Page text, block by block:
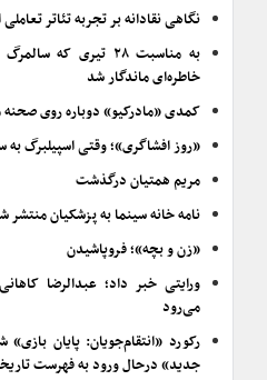
نگاهی نقادانه بر تجربه تئاتر
به مناسبت ۲۸ تیری
خاطره‌ای ماندگار شد
کمدی «مادرکیو» دوباره روی
«روز افشاگری»؛ وقتی اسپیلبرگ به
مریم همتیان درگذشت
نامه خانه سینما به پزشکیان
«زن و بچه»؛ فروپاشیدن
ورایتی خبر داد؛ عبدالرضا
می‌رود
رکورد «انتقام‌جویان: پایان
جدید» درحال ورود به فهرست